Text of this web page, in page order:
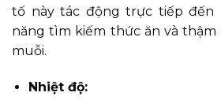
tố này tác động trực tiếp đến
năng tìm kiếm thức ăn và thậm
muỗi.
Nhiệt độ: